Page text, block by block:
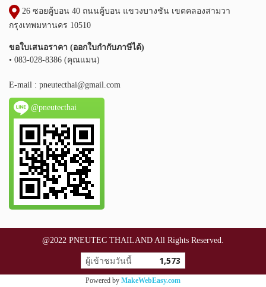
26 ซอยคู้บอน 40 ถนนคู้บอน แขวงบางชัน เขตคลองสามวา
กรุงเทพมหานคร 10510
ขอใบเสนอราคา (ออกใบกำกับภาษีได้)
• 083-028-8386 (คุณแมน)
E-mail : pneutecthai@gmail.com
@pneutecthai
@2022 PNEUTEC THAILAND All Rights Reserved.
ผู้เข้าชมวันนี้ 1,573
Powered by MakeWebEasy.com